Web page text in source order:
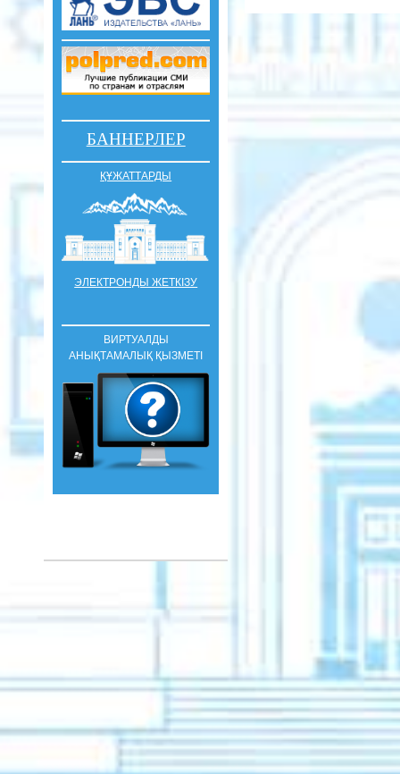
БАННЕРЛЕР
ҚҰЖАТТАРДЫ
ЭЛЕКТРОНДЫ ЖЕТКІЗУ
ВИРТУАЛДЫ
АНЫҚТАМАЛЫҚ ҚЫЗМЕТІ